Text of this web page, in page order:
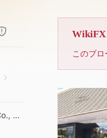
金融商品取引業者名：HGNH International Futures Co., Limited
WikiFX
このブロ